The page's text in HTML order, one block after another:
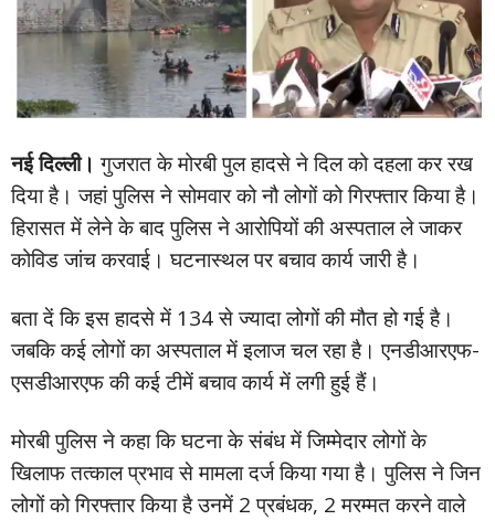
नई दिल्ली। गुजरात के मोरबी पुल हादसे ने दिल को दहला कर रख
दिया है। जहां पुलिस ने सोमवार को नौ लोगों को गिरफ्तार किया है।
हिरासत में लेने के बाद पुलिस ने आरोपियों की अस्पताल ले जाकर
कोविड जांच करवाई। घटनास्थल पर बचाव कार्य जारी है।
बता दें कि इस हादसे में 134 से ज्यादा लोगों की मौत हो गई है।
जबकि कई लोगों का अस्पताल में इलाज चल रहा है। एनडीआरएफ-
एसडीआरएफ की कई टीमें बचाव कार्य में लगी हुई हैं।
मोरबी पुलिस ने कहा कि घटना के संबंध में जिम्मेदार लोगों के
खिलाफ तत्काल प्रभाव से मामला दर्ज किया गया है। पुलिस ने जिन
लोगों को गिरफ्तार किया है उनमें 2 प्रबंधक, 2 मरम्मत करने वाले